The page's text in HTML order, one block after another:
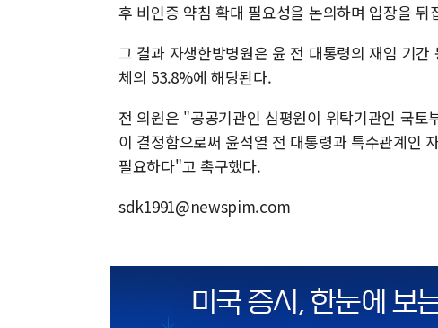
후 비인증 약침 확대 필요성을 논의하며 입장을 뒤
그 결과 자생한방병원은 윤 전 대통령의 재임 기
체의 53.8%에 해당된다.
전 의원은 "공공기관인 심평원이 위탁기관인 국
이 결정함으로써 윤석열 전 대통령과 특수관계인
필요하다"고 촉구했다.
sdk1991@newspim.com